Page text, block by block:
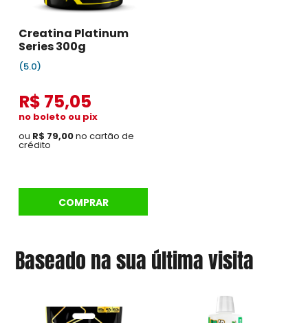
Creatina Platinum
Series 300g
(5.0)
R$ 75,05
no boleto ou pix
ou R$ 79,00no cartão de
crédito
COMPRAR
Baseado na sua última visita